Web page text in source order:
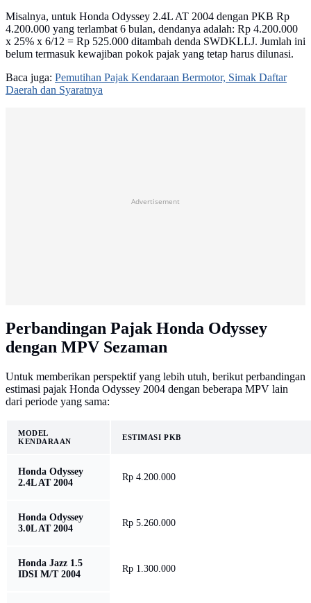
Misalnya, untuk Honda Odyssey 2.4L AT 2004 dengan PKB Rp
4.200.000 yang terlambat 6 bulan, dendanya adalah: Rp 4.200.000
x 25% x 6/12 = Rp 525.000 ditambah denda SWDKLLJ. Jumlah ini
belum termasuk kewajiban pokok pajak yang tetap harus dilunasi.
Baca juga: Pemutihan Pajak Kendaraan Bermotor, Simak Daftar
Daerah dan Syaratnya
Advertisement
Perbandingan Pajak Honda Odyssey
dengan MPV Sezaman
Untuk memberikan perspektif yang lebih utuh, berikut perbandingan
estimasi pajak Honda Odyssey 2004 dengan beberapa MPV lain
dari periode yang sama:
MODEL
KENDARAAN
ESTIMASI PKB
Honda Odyssey
2.4L AT 2004
Rp 4.200.000
Honda Odyssey
3.0L AT 2004
Rp 5.260.000
Honda Jazz 1.5
IDSI M/T 2004
Rp 1.300.000